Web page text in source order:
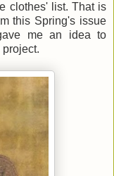
clothes' list. That is
this Spring's issue
me an idea to